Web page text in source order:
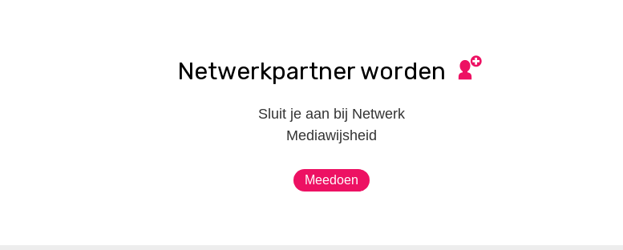
Netwerkpartner worden
Sluit je aan bij Netwerk
Mediawijsheid
Meedoen